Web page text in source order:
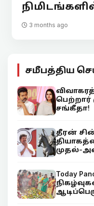
3 months ago
சமீபத்திய
சங்கீதா!
தீரன்
முதல்-
Today